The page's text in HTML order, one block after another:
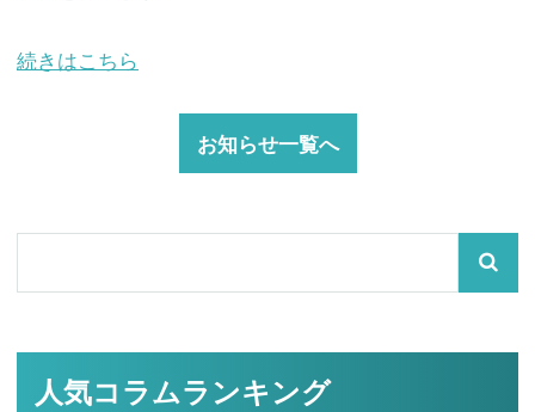
続きはこちら
お知らせ一覧へ
人気コラムランキング